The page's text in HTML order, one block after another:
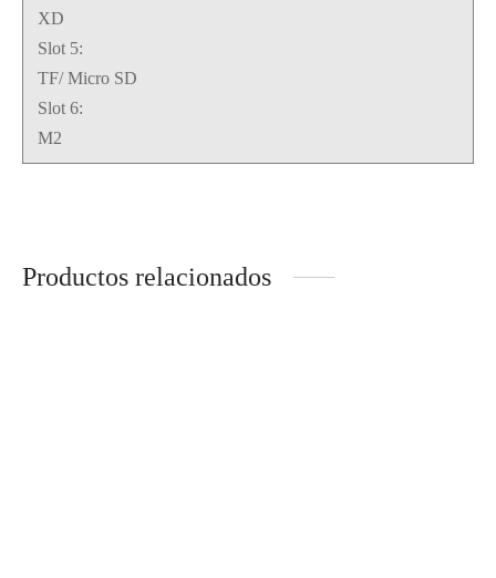
XD
Slot 5:
TF/ Micro SD
Slot 6:
M2
Productos relacionados